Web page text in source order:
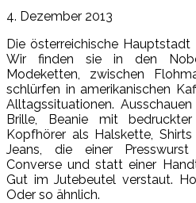
4. Dezember 2013
Die österreichische
Wir finden sie in den
Modeketten, zwischen
schlürfen in amerikanischen
Alltagssituationen.
Brille, Beanie mit
Kopfhörer als Halskette,
Jeans, die einer
Converse und statt einer
Gut im Jutebeutel verstaut.
Oder so ähnlich.